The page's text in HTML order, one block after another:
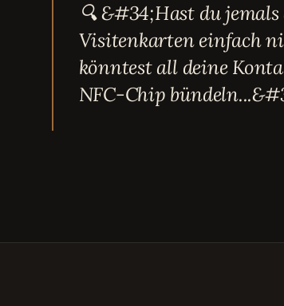
🔍 &#34;Hast du
Visitenkarten einfach
könntest all deine
NFC-Chip